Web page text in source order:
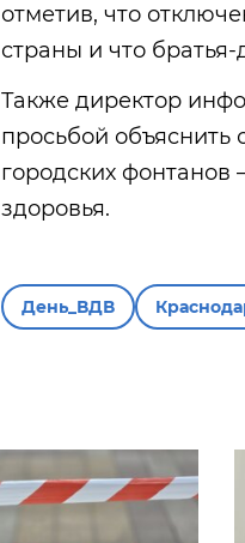
отметив, что
страны и что
Также директор
просьбой объяснить
городских фонтанов
здоровья.
День_ВДВ